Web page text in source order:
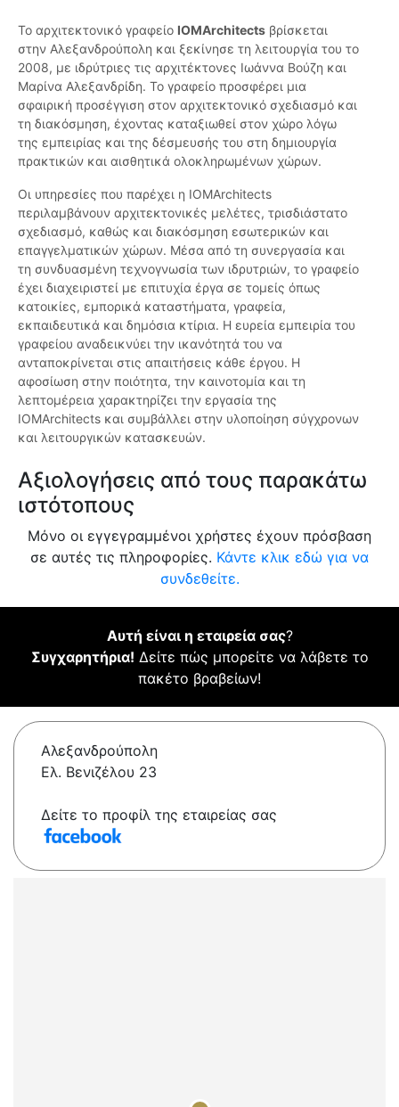
Το αρχιτεκτονικό γραφείο IOMArchitects βρίσκεται
στην Αλεξανδρούπολη και ξεκίνησε τη λειτουργία του το
2008, με ιδρύτριες τις αρχιτέκτονες Ιωάννα Βούζη και
Μαρίνα Αλεξανδρίδη. Το γραφείο προσφέρει μια
σφαιρική προσέγγιση στον αρχιτεκτονικό σχεδιασμό και
τη διακόσμηση, έχοντας καταξιωθεί στον χώρο λόγω
της εμπειρίας και της δέσμευσής του στη δημιουργία
πρακτικών και αισθητικά ολοκληρωμένων χώρων.
Οι υπηρεσίες που παρέχει η IOMArchitects
περιλαμβάνουν αρχιτεκτονικές μελέτες, τρισδιάστατο
σχεδιασμό, καθώς και διακόσμηση εσωτερικών και
επαγγελματικών χώρων. Μέσα από τη συνεργασία και
τη συνδυασμένη τεχνογνωσία των ιδρυτριών, το γραφείο
έχει διαχειριστεί με επιτυχία έργα σε τομείς όπως
κατοικίες, εμπορικά καταστήματα, γραφεία,
εκπαιδευτικά και δημόσια κτίρια. Η ευρεία εμπειρία του
γραφείου αναδεικνύει την ικανότητά του να
ανταποκρίνεται στις απαιτήσεις κάθε έργου. Η
αφοσίωση στην ποιότητα, την καινοτομία και τη
λεπτομέρεια χαρακτηρίζει την εργασία της
IOMArchitects και συμβάλλει στην υλοποίηση σύγχρονων
και λειτουργικών κατασκευών.
Αξιολογήσεις από τους παρακάτω
ιστότοπους
Μόνο οι εγγεγραμμένοι χρήστες έχουν πρόσβαση
σε αυτές τις πληροφορίες. Κάντε κλικ εδώ για να
συνδεθείτε.
Αυτή είναι η εταιρεία σας?
Συγχαρητήρια! Δείτε πώς μπορείτε να λάβετε το
πακέτο βραβείων!
Αλεξανδρούπολη
Ελ. Βενιζέλου 23
Δείτε το προφίλ της εταιρείας σας